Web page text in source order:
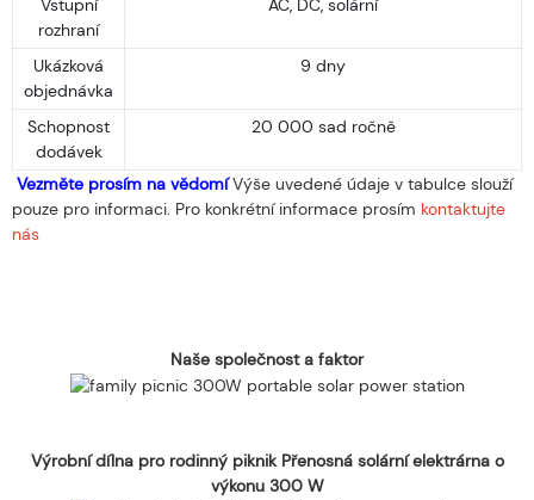
Vstupní
rozhraní
AC, DC, solární
Ukázková
objednávka
9 dny
Schopnost
dodávek
20 000 sad ročně
Vezměte prosím na vědomíVýše uvedené údaje v tabulce slouží
pouze pro informaci. Pro konkrétní informace prosím kontaktujte
nás
Naše společnost a faktor
Výrobní dílna pro rodinný piknik Přenosná solární elektrárna o
výkonu 300 W